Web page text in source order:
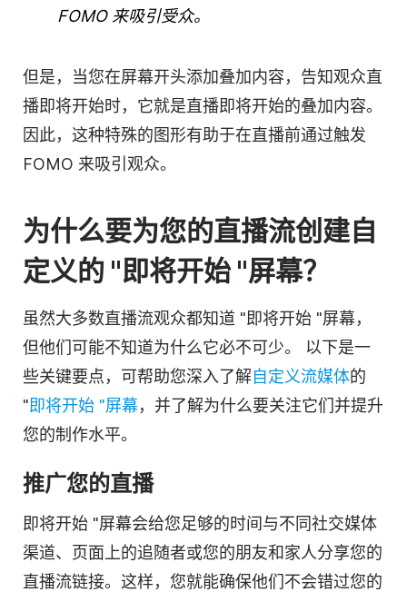
FOMO 来吸引受众。
但是，当您在屏幕开头添加叠加内容，告知观众直
播即将开始时，它就是直播即将开始的叠加内容。
因此，这种特殊的图形有助于在直播前通过触发
FOMO 来吸引观众。
为什么要为您的直播流创建自
定义的 "即将开始 "屏幕？
虽然大多数直播流观众都知道 "即将开始 "屏幕，
但他们可能不知道为什么它必不可少。 以下是一
些关键要点，可帮助您深入了解自定义流媒体的
"即将开始 "屏幕，并了解为什么要关注它们并提升
您的制作水平。
推广您的直播
即将开始 "屏幕会给您足够的时间与不同社交媒体
渠道、页面上的追随者或您的朋友和家人分享您的
直播流链接。这样，您就能确保他们不会错过您的